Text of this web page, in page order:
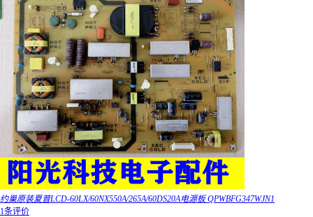
约巢原装夏普LCD-60LX/60NX550A/265A/60DS20A电源板 QPWBFG347WJN1
1条评价